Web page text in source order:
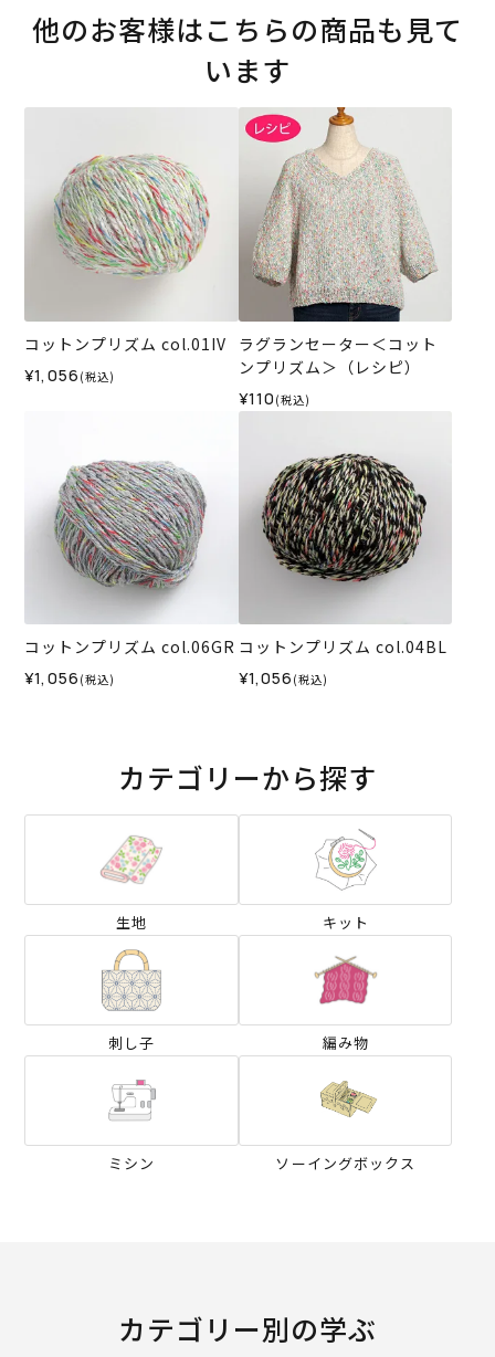
他のお客様はこちらの商品も見て
います
コットンプリズム col.01IV
¥1,056 (税込)
ラグランセーター＜コット
ンプリズム＞（レシピ）
¥110 (税込)
コットンプリズム col.06GR
¥1,056 (税込)
コットンプリズム col.04BL
¥1,056 (税込)
カテゴリーから探す
生地 キット
刺し子 編み物
ミシン ソーイングボックス
カテゴリー別の学ぶ